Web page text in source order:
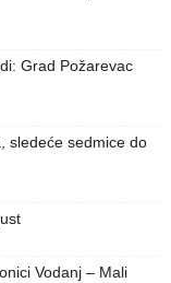
Grad Požarevac
sledeće sedmice do
Vodanj – Mali